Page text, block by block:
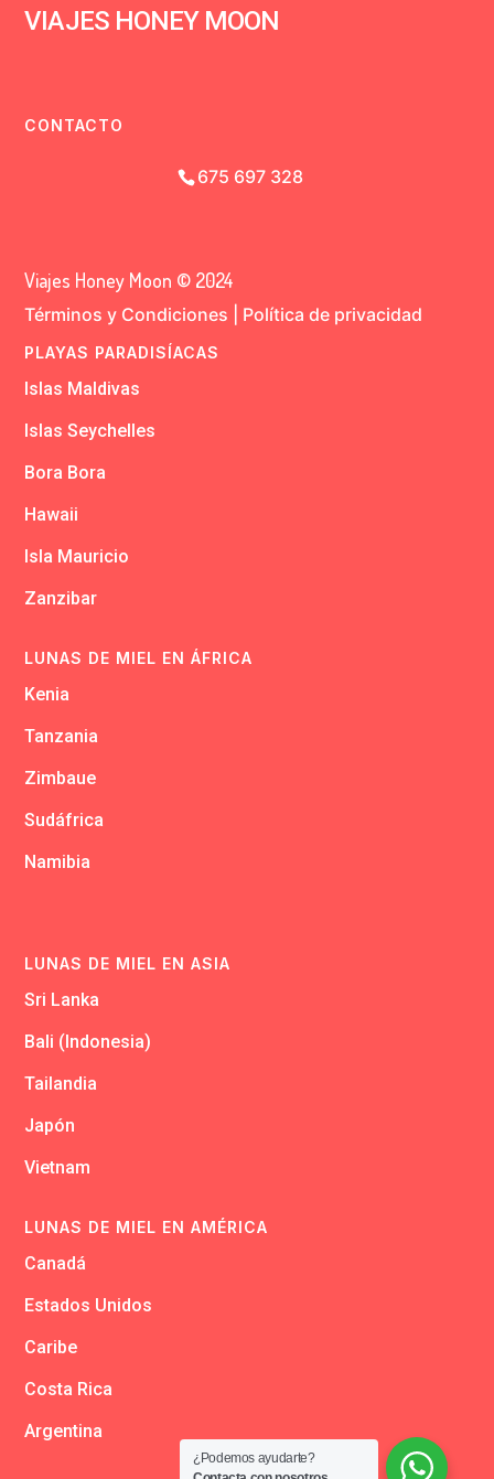
VIAJES HONEY MOON
CONTACTO
675 697 328
Viajes Honey Moon © 2024
Términos y Condiciones Política de privacidad
PLAYAS PARADISÍACAS
Islas Maldivas
Islas Seychelles
Bora Bora
Hawaii
Isla Mauricio
Zanzibar
LUNAS DE MIEL EN ÁFRICA
Kenia
Tanzania
Zimbaue
Sudáfrica
Namibia
LUNAS DE MIEL EN ASIA
Sri Lanka
Bali (Indonesia)
Tailandia
Japón
Vietnam
LUNAS DE MIEL EN AMÉRICA
Canadá
Estados Unidos
Caribe
Costa Rica
Argentina
¿Podemos ayudarte?